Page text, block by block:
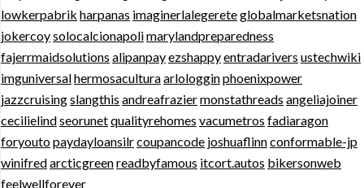
lowkerpabrik harpanas imaginerlalegereteglobalmarketsnation
jokercoysolocalcionapolimarylandpreparedness
fajerrmaidsolutions alipanpayezshappyentradarivers ustechwiki
imguniversalhermosaculturaarlologginphoenixpower
jazzcruisingslangthis andreafraziermonstathreads angeliajoiner
cecilielindseorunetqualityrehomes vacumetros fadiaragon
foryoutopaydayloansilrcoupancode joshuaflinnconformable-jp
winifredarcticgreenreadbyfamous itcort.autos bikersonweb
feelwellforever